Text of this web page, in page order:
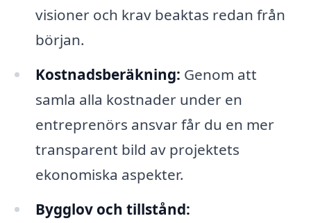
visioner och krav beaktas redan från
början.
Kostnadsberäkning: Genom att
samla alla kostnader under en
entreprenörs ansvar får du en mer
transparent bild av projektets
ekonomiska aspekter.
Bygglov och tillstånd: